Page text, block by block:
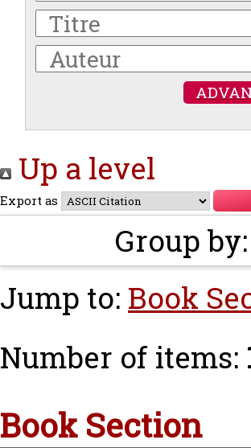
Up a level
Export as
Group by:
Jump to: Book
Number of items:
Book Section